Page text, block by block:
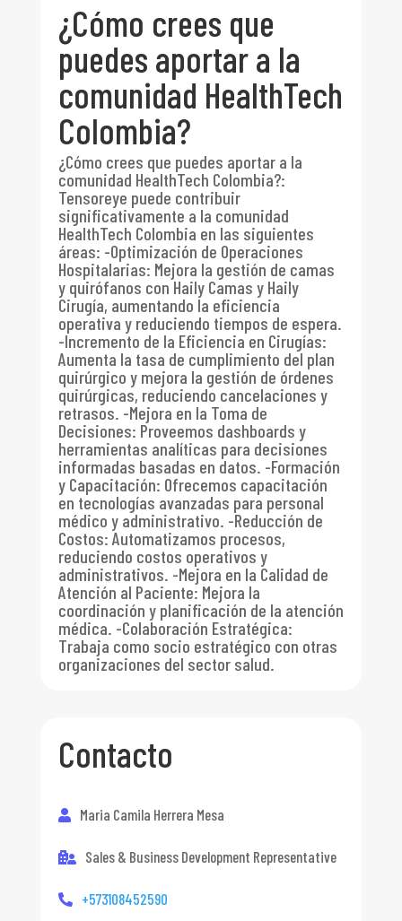
¿Cómo crees que
puedes aportar a la
comunidad HealthTech
Colombia?
¿Cómo crees que puedes aportar a la
comunidad HealthTech Colombia?:
Tensoreye puede contribuir
significativamente a la comunidad
HealthTech Colombia en las siguientes
áreas: -Optimización de Operaciones
Hospitalarias: Mejora la gestión de camas
y quirófanos con Haily Camas y Haily
Cirugía, aumentando la eficiencia
operativa y reduciendo tiempos de espera.
-Incremento de la Eficiencia en Cirugías:
Aumenta la tasa de cumplimiento del plan
quirúrgico y mejora la gestión de órdenes
quirúrgicas, reduciendo cancelaciones y
retrasos. -Mejora en la Toma de
Decisiones: Proveemos dashboards y
herramientas analíticas para decisiones
informadas basadas en datos. -Formación
y Capacitación: Ofrecemos capacitación
en tecnologías avanzadas para personal
médico y administrativo. -Reducción de
Costos: Automatizamos procesos,
reduciendo costos operativos y
administrativos. -Mejora en la Calidad de
Atención al Paciente: Mejora la
coordinación y planificación de la atención
médica. -Colaboración Estratégica:
Trabaja como socio estratégico con otras
organizaciones del sector salud.
Contacto
Maria Camila Herrera Mesa
Sales & Business Development Representative
+573108452590